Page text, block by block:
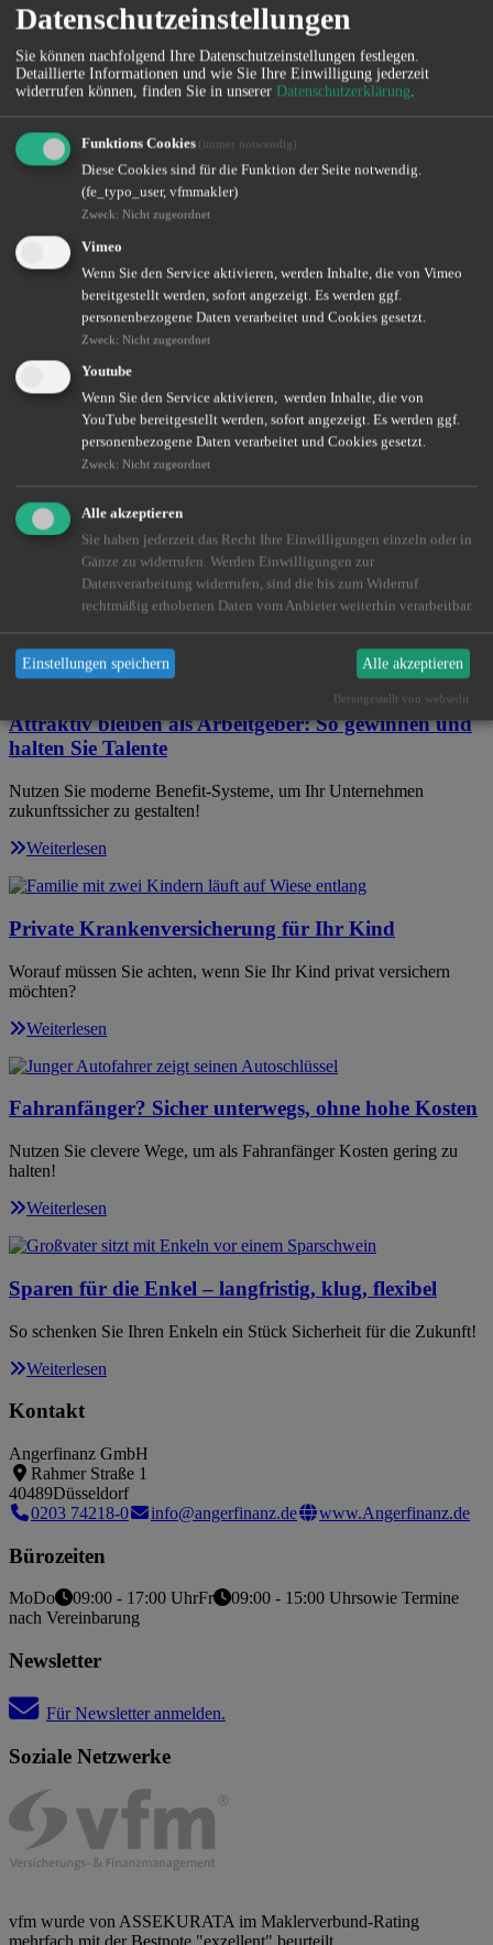
Betrieben mit mindestens 10 Mitarbeitenden oft sogar ohne
Gesundheitsprüfung.
Sprechen Sie uns an – wir finden gemeinsam die richtige
Absicherung für Sie und Ihre Mitarbeitenden.
Sie möchten unsere aktuellen Themen per Newsletter erhalten?
Newsletter abonnieren
Altersvorsorge – Zukunft sorgenfrei gestalten
Wir helfen Ihnen dabei, Ihre Versorgungslücke zu erkennen und zu
Weiterlesen
Krankenzusatzversicherung – das GesundheitsPlus
Gesundheitsvorsorge auf Privatpatienten-Niveau? Das geht auch als
gesetzlich Versicherter!
Weiterlesen
Attraktiv bleiben als Arbeitgeber: So gewinnen und
halten Sie Talente
Nutzen Sie moderne Benefit-Systeme, um Ihr Unternehmen
zukunftssicher zu gestalten!
Weiterlesen
Private Krankenversicherung für Ihr Kind
Worauf müssen Sie achten, wenn Sie Ihr Kind privat versichern
möchten?
Weiterlesen
Fahranfänger? Sicher unterwegs, ohne hohe Kosten
Nutzen Sie clevere Wege, um als Fahranfänger Kosten gering zu
halten!
Weiterlesen
Sparen für die Enkel – langfristig, klug, flexibel
So schenken Sie Ihren Enkeln ein Stück Sicherheit für die Zukunft!
Weiterlesen
Kontakt
Angerfinanz GmbH
Rahmer Straße 1
40489Düsseldorf
0203 74218-0
info@angerfinanz.de www.Angerfinanz.de
Bürozeiten
MoDo 09:00 - 17:00 UhrFr 09:00 - 15:00 Uhrsowie Termine
nach Vereinbarung
Newsletter
Für Newsletter anmelden.
Soziale Netzwerke
vfm wurde von ASSEKURATA im Maklerverbund-Rating
Datenschutzeinstellungen
Sie können nachfolgend Ihre Datenschutzeinstellungen festlegen.
Detaillierte Informationen und wie Sie Ihre Einwilligung jederzeit
widerrufen können, finden Sie in unserer Datenschutzerklärung.
Funktions Cookies (immer notwendig)
Diese Cookies sind für die Funktion der Seite notwendig.
(fe_typo_user, vfmmakler)
Zweck: Nicht zugeordnet
Vimeo
Wenn Sie den Service aktivieren, werden Inhalte, die von Vimeo
bereitgestellt werden, sofort angezeigt. Es werden ggf.
personenbezogene Daten verarbeitet und Cookies gesetzt.
Zweck: Nicht zugeordnet
Youtube
Wenn Sie den Service aktivieren, werden Inhalte, die von
YouTube bereitgestellt werden, sofort angezeigt. Es werden ggf.
personenbezogene Daten verarbeitet und Cookies gesetzt.
Zweck: Nicht zugeordnet
Alle akzeptieren
Sie haben jederzeit das Recht Ihre Einwilligungen einzeln oder in
Gänze zu widerrufen. Werden Einwilligungen zur
Datenverarbeitung widerrufen, sind die bis zum Widerruf
rechtmäßig erhobenen Daten vom Anbieter weiterhin verarbeitbar.
Einstellungen speichern Alle akzeptieren
Bereitgestellt von websedit